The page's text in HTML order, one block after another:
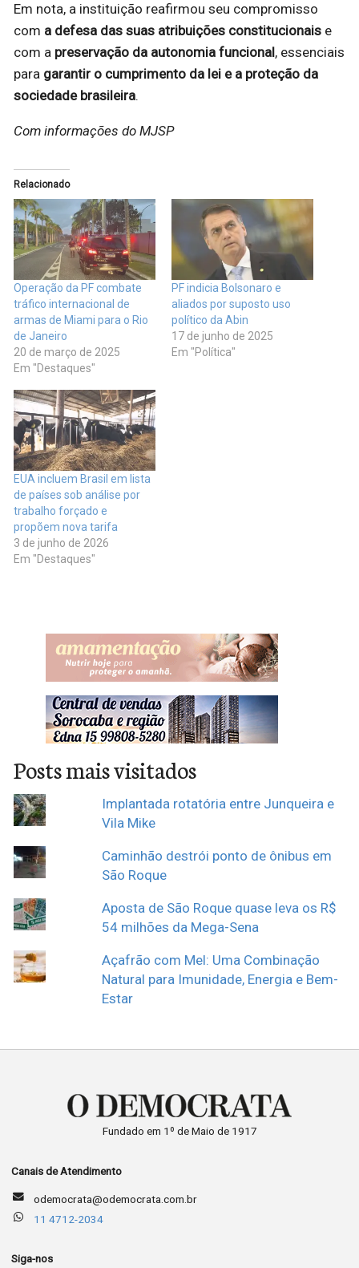
Em nota, a instituição reafirmou seu compromisso
com a defesa das suas atribuições constitucionais e
com a preservação da autonomia funcional, essenciais
para garantir o cumprimento da lei e a proteção da
sociedade brasileira.
Com informações do MJSP
Relacionado
Operação da PF combate
tráfico internacional de
armas de Miami para o Rio
de Janeiro
20 de março de 2025
Em "Destaques"
PF indicia Bolsonaro e
aliados por suposto uso
político da Abin
17 de junho de 2025
Em "Política"
EUA incluem Brasil em lista
de países sob análise por
trabalho forçado e
propõem nova tarifa
3 de junho de 2026
Em "Destaques"
Posts mais visitados
Implantada rotatória entre Junqueira e
Vila Mike
Caminhão destrói ponto de ônibus em
São Roque
Aposta de São Roque quase leva os R$
54 milhões da Mega-Sena
Açafrão com Mel: Uma Combinação
Natural para Imunidade, Energia e Bem-
Estar
Fundado em 1º de Maio de 1917
Canais de Atendimento
odemocrata@odemocrata.com.br
11 4712-2034
Siga-nos